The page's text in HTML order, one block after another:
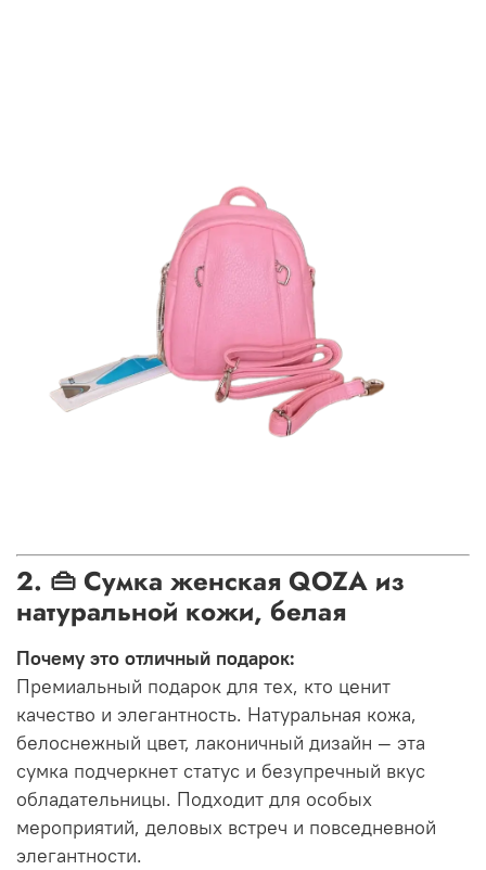
2. 👜 Сумка женская QOZA из
натуральной кожи, белая
Почему это отличный подарок:
Премиальный подарок для тех, кто ценит
качество и элегантность. Натуральная кожа,
белоснежный цвет, лаконичный дизайн — эта
сумка подчеркнет статус и безупречный вкус
обладательницы. Подходит для особых
мероприятий, деловых встреч и повседневной
элегантности.